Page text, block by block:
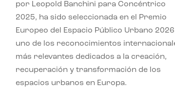
por Leopold Banchini para Concéntrico
2025, ha sido seleccionada en el Premio
Europeo del Espacio Público Urbano
uno de los reconocimientos
más relevantes dedicados a la creación,
recuperación y transformación de los
espacios urbanos en Europa.